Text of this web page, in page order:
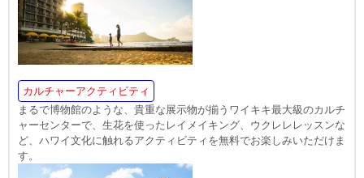
カルチャーアクティビティ
まるで博物館のような、貴重な展示物が揃うワイキキ最大級のカルチ
ャーセンターで、生花を使ったレイメイキング、ウクレレレッスンな
ど、ハワイ文化に触れるアクティビティを無料でお楽しみいただけま
す。